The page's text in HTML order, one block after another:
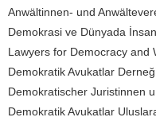
Anwältinnen- und
Demokrasi ve Dünyada
Lawyers for Democracy and
Demokratik Avukatlar
Demokratischer Juristinnen
Demokratik Avukatlar